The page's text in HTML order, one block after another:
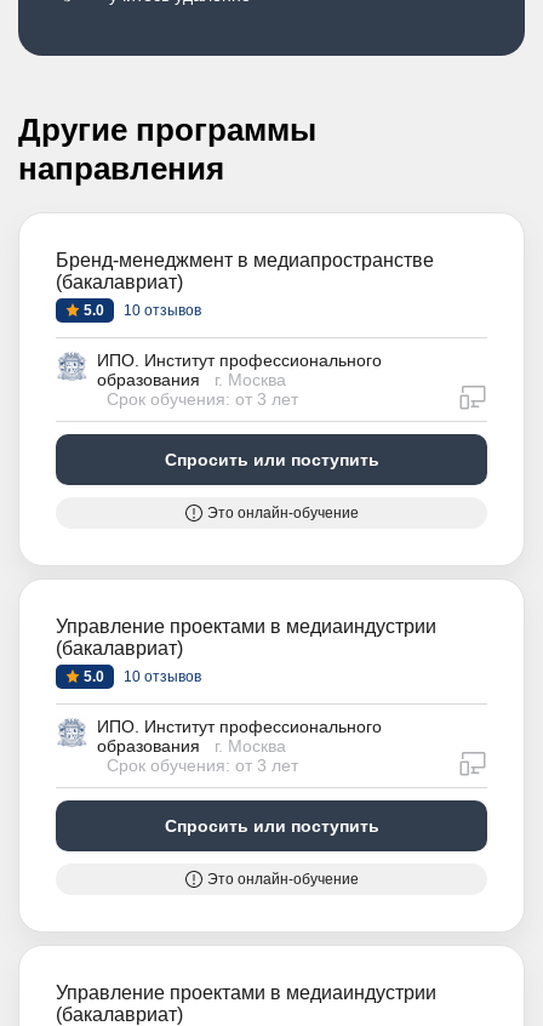
Другие программы
направления
Бренд-менеджмент в медиапространстве
(бакалавриат)
5.0 10 отзывов
ИПО. Институт профессионального
образования
г. Москва
Срок обучения: от 3 лет
Спросить или поступить
Это онлайн-обучение
Управление проектами в медиаиндустрии
(бакалавриат)
5.0 10 отзывов
ИПО. Институт профессионального
образования
г. Москва
Срок обучения: от 3 лет
Спросить или поступить
Это онлайн-обучение
Управление проектами в медиаиндустрии
(бакалавриат)